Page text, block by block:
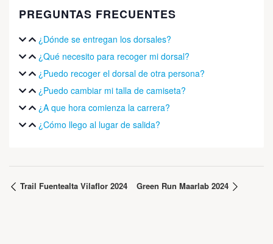
PREGUNTAS FRECUENTES
¿Dónde se entregan los dorsales?
¿Qué necesito para recoger mi dorsal?
¿Puedo recoger el dorsal de otra persona?
¿Puedo cambiar mi talla de camiseta?
¿A que hora comienza la carrera?
¿Cómo llego al lugar de salida?
Trail Fuentealta Vilaflor 2024 Green Run Maarlab 2024